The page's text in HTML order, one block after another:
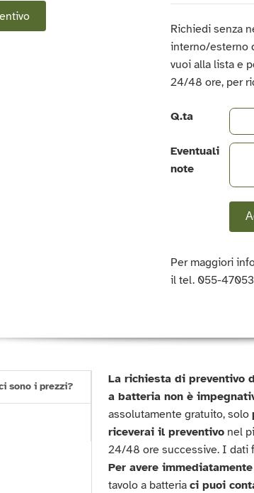
Richiedi senza
interno/esterno
vuoi alla lista e
24/48 ore, per
Q.ta
Eventuali
note
Per maggiori
il tel. 055-
sono i prezzi?
La richiesta di preventivo
a batteria non è
assolutamente gratuito, solo
riceverai il preventivo nel
24/48 ore successive. I dati
Per avere
tavolo a batteriaci puoi